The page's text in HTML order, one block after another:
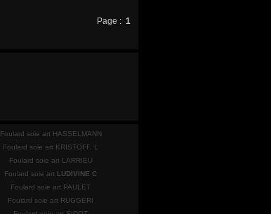
Page : 1
Foulard soie art HASSELMANN
Foulard soie art KRISTOFF. L
Foulard soie art LARRIEU
Foulard soie art LUDIVINE C
Foulard soie art PAULET
Foulard soie art RUGGERI